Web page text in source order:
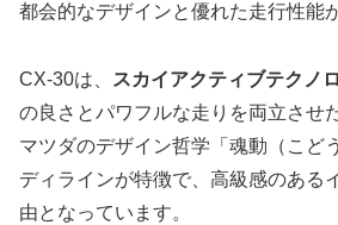
都会的なデザインと優れた走行性能
CX-30は、 スカイアクティブテクノ
の良さとパワフルな走りを両立させ
マツダのデザイン哲学「魂動（こど
ディラインが特徴で、高級感のある
由となっています。